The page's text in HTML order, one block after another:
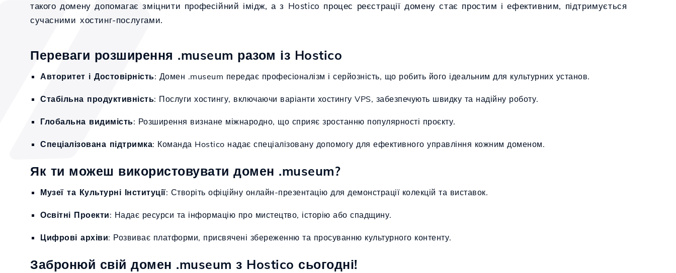
такого домену допомагає зміцнити професійний імідж, а з Hostico процес реєстрації домену стає простим і ефективним, підтримується
сучасними хостинг-послугами.
Переваги розширення .museum разом із Hostico
Авторитет і Достовірність: Домен .museum передає професіоналізм і серйозність, що робить його ідеальним для культурних установ.
Стабільна продуктивність: Послуги хостингу, включаючи варіанти хостингу VPS, забезпечують швидку та надійну роботу.
Глобальна видимість: Розширення визнане міжнародно, що сприяє зростанню популярності проєкту.
Спеціалізована підтримка: Команда Hostico надає спеціалізовану допомогу для ефективного управління кожним доменом.
Як ти можеш використовувати домен .museum?
Музеї та Культурні Інституції: Створіть офіційну онлайн-презентацію для демонстрації колекцій та виставок.
Освітні Проекти: Надає ресурси та інформацію про мистецтво, історію або спадщину.
Цифрові архіви: Розвиває платформи, присвячені збереженню та просуванню культурного контенту.
Забронюй свій домен .museum з Hostico сьогодні!